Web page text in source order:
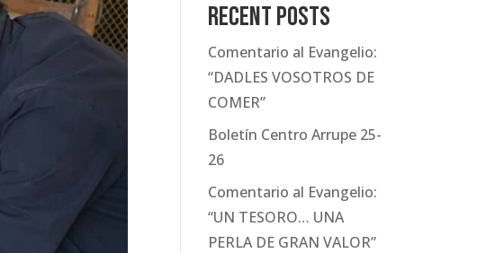
Recent Posts
Comentario al Evangelio:
“DADLES VOSOTROS DE
COMER”
Boletín Centro Arrupe 25-
26
Comentario al Evangelio:
“UN TESORO… UNA
PERLA DE GRAN VALOR”